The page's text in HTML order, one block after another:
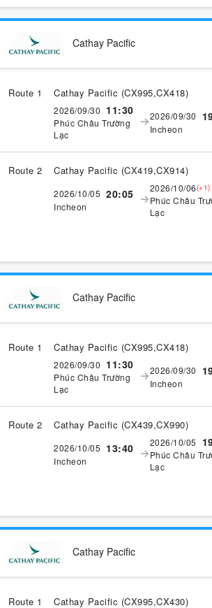
Cathay Pacific
Route 1 Cathay Pacific (CX995,CX418)
2026/09/30 11:30
Phúc Châu Trường
Lạc
2026/09/30
Incheon
Route 2 Cathay Pacific (CX419,CX914)
2026/10/05 20:05
Incheon
2026/10/06(+1)
Phúc Châu
Lạc
Cathay Pacific
Route 1 Cathay Pacific (CX995,CX418)
2026/09/30 11:30
Phúc Châu Trường
Lạc
2026/09/30
Incheon
Route 2 Cathay Pacific (CX439,CX990)
2026/10/05 13:40
Incheon
2026/10/05
Phúc Châu
Lạc
Cathay Pacific
Route 1 Cathay Pacific (CX995,CX430)